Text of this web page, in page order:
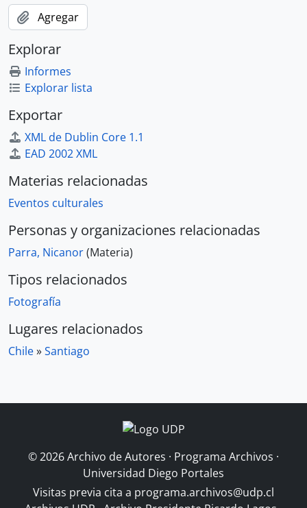
Agregar
Explorar
Informes
Explorar lista
Exportar
XML de Dublin Core 1.1
EAD 2002 XML
Materias relacionadas
Eventos culturales
Personas y organizaciones relacionadas
Parra, Nicanor(Materia)
Tipos relacionados
Fotografía
Lugares relacionados
Chile»Santiago
© 2026 Archivo de Autores · Programa Archivos ·
Universidad Diego Portales
Visitas previa cita a programa.archivos@udp.cl